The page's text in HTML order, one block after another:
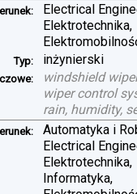
Electrical
Elektrotechnika,
Typ: inżynierski
windshield
wiper control
rain, humidity,
Automatyka i
Electrical
Elektrotechnika,
Informatyka,